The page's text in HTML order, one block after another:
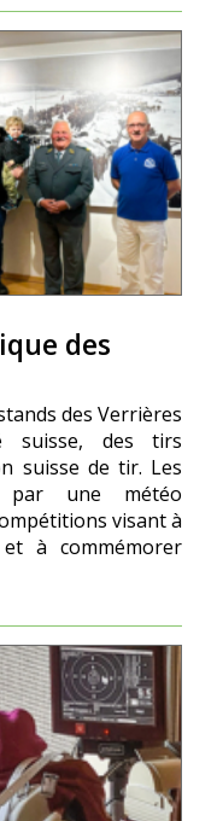
des
des Verrières
suisse, des tirs
suisse de tir. Les
par une météo
visant à
à commémorer